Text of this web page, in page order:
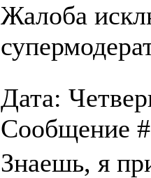
Жалоба
Дата:
Сообщение
Знаешь, я